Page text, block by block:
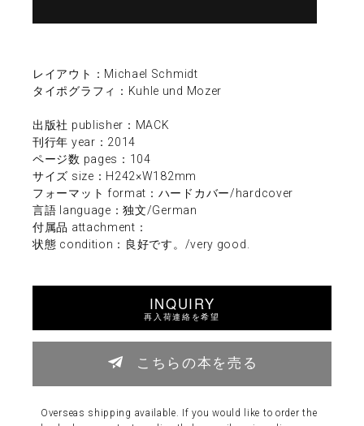
レイアウト：Michael Schmidt
タイポグラフィ：Kuhle und Mozer
出版社 publisher：MACK
刊行年 year：2014
ページ数 pages：104
サイズ size：H242×W182mm
フォーマット format：ハードカバー/hardcover
言語 language：独文/German
付属品 attachment：
状態 condition：良好です。/very good.
INQUIRY
再入荷連絡を希望
こちらの本を売る
Overseas shipping available. If you would like to order the